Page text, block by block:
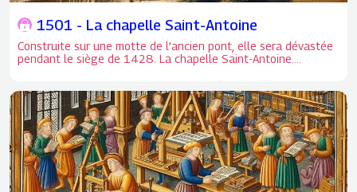
1501 - La chapelle Saint-Antoine
Construite sur une motte de l’ancien pont, elle sera dévastée
pendant le siège de 1428. La chapelle Saint-Antoine.
Elle disparaitra avec la démolition de l’ancien pont des
tourelles et le retrait des mottes.